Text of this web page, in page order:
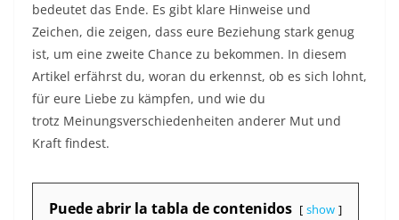
bedeutet das Ende. Es gibt klare Hinweise und
Zeichen, die zeigen, dass eure Beziehung stark genug
ist, um eine zweite Chance zu bekommen. In diesem
Artikel erfährst du, woran du erkennst, ob es sich lohnt,
für eure Liebe zu kämpfen, und wie du
trotz Meinungsverschiedenheiten anderer Mut und
Kraft findest.
Puede abrir la tabla de contenidos show